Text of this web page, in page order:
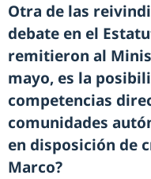
Otra de las
debate en el
remitieron al
mayo, es la
competencias
comunidades
en disposición de
Marco?